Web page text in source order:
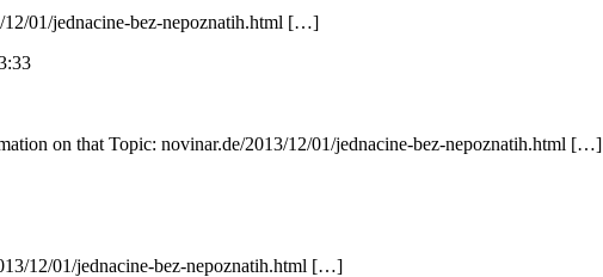
01/jednacine-bez-nepoznatih.html […]
on that Topic: novinar.de/2013/12/01/jednacine-bez-nepoznatih.html […]
12/01/jednacine-bez-nepoznatih.html […]